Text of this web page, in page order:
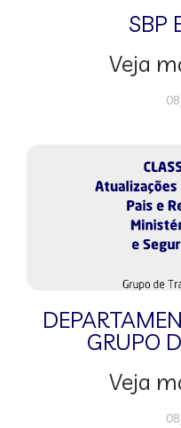
SBP
Veja
GRUPO
Veja